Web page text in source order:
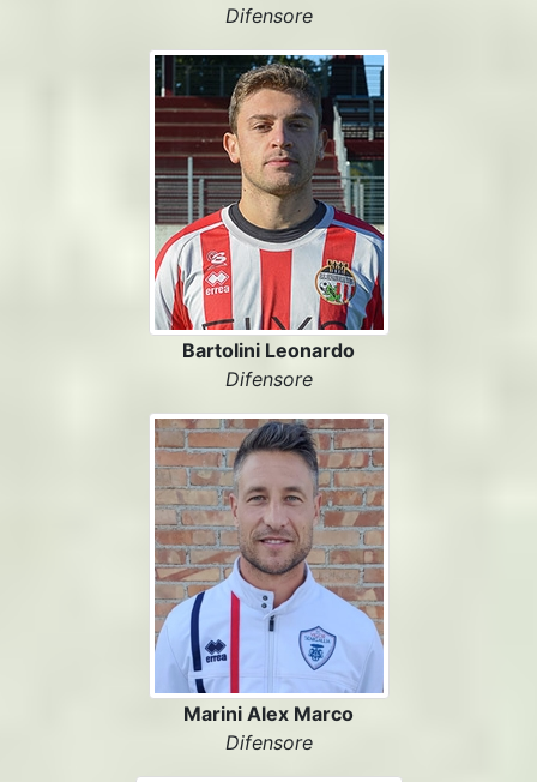
Difensore
Bartolini Leonardo
Difensore
Marini Alex Marco
Difensore